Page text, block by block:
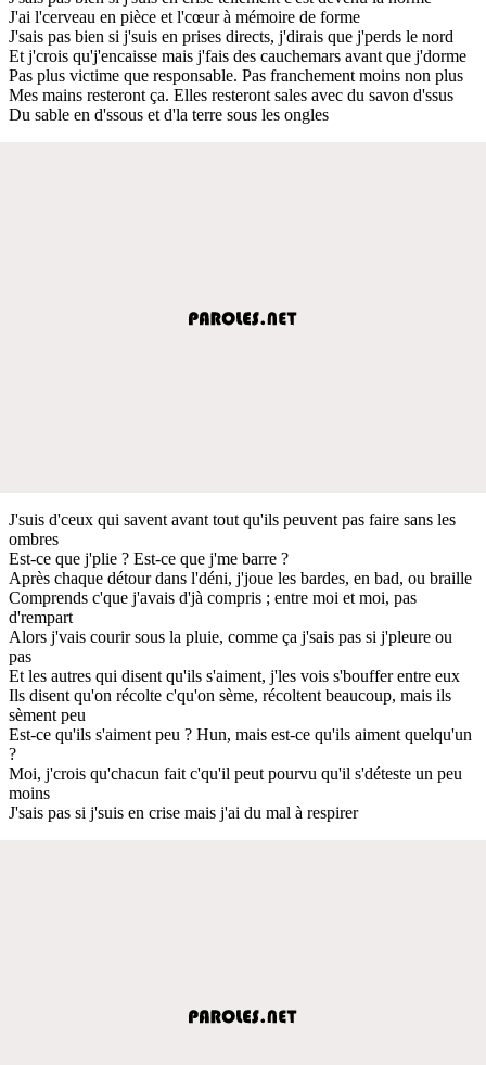
J'ai l'cerveau en pièce et l'cœur à mémoire de forme
J'sais pas bien si j'suis en prises directs, j'dirais que j'perds le nord
Et j'crois qu'j'encaisse mais j'fais des cauchemars avant que j'dorme
Pas plus victime que responsable. Pas franchement moins non plus
Mes mains resteront ça. Elles resteront sales avec du savon d'ssus
Du sable en d'ssous et d'la terre sous les ongles
J'suis d'ceux qui savent avant tout qu'ils peuvent pas faire sans les
ombres
Est-ce que j'plie ? Est-ce que j'me barre ?
Après chaque détour dans l'déni, j'joue les bardes, en bad, ou braille
Comprends c'que j'avais d'jà compris ; entre moi et moi, pas
d'rempart
Alors j'vais courir sous la pluie, comme ça j'sais pas si j'pleure ou
pas
Et les autres qui disent qu'ils s'aiment, j'les vois s'bouffer entre eux
Ils disent qu'on récolte c'qu'on sème, récoltent beaucoup, mais ils
sèment peu
Est-ce qu'ils s'aiment peu ? Hun, mais est-ce qu'ils aiment quelqu'un
?
Moi, j'crois qu'chacun fait c'qu'il peut pourvu qu'il s'déteste un peu
moins
J'sais pas si j'suis en crise mais j'ai du mal à respirer